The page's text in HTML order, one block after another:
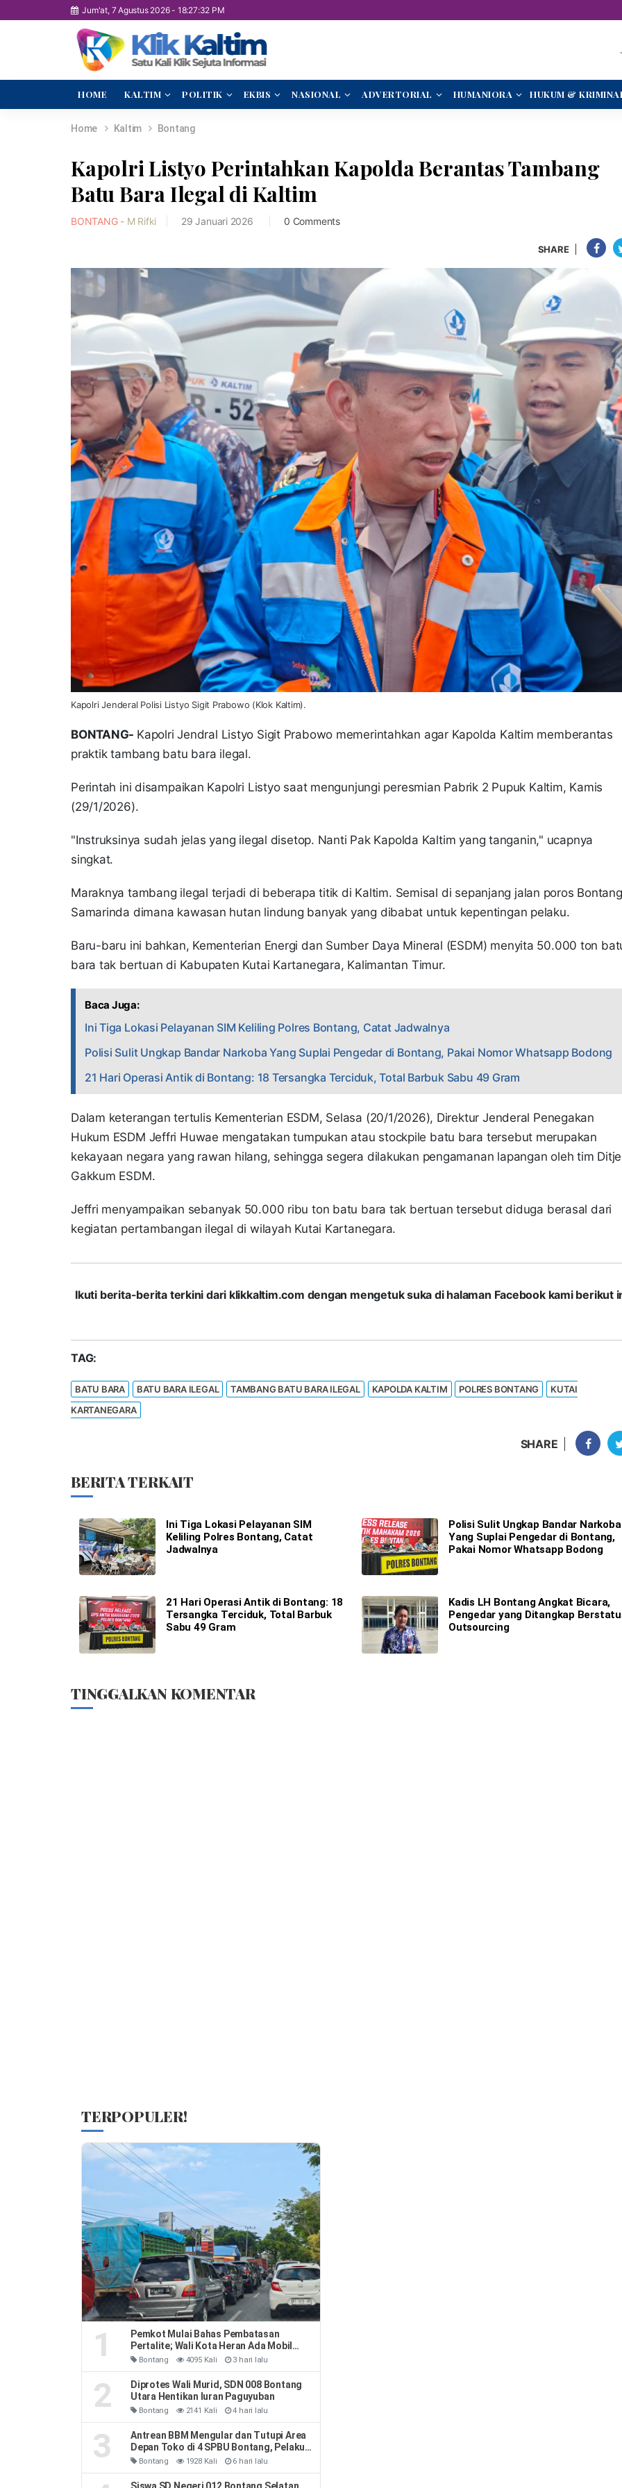
Jum'at, 7 Agustus 2026- 18:27:33 PM
HOME KALTIM POLITIK EKBIS NASIONAL ADVERTORIAL HUMANIORA HUKUM &
Home Kaltim Bontang
Kapolri Listyo Perintahkan Kapolda Berantas Tambang
Batu Bara Ilegal di Kaltim
BONTANG - M Rifki 29 Januari 2026 0 Comments
SHARE
Kapolri Jenderal Polisi Listyo Sigit Prabowo (Klok Kaltim).
BONTANG- Kapolri Jendral Listyo Sigit Prabowo memerintahkan agar Kapolda Kaltim memberantas
praktik tambang batu bara ilegal.
Perintah ini disampaikan Kapolri Listyo saat mengunjungi peresmian Pabrik 2 Pupuk Kaltim, Kamis
(29/1/2026).
"Instruksinya sudah jelas yang ilegal disetop. Nanti Pak Kapolda Kaltim yang tanganin," ucapnya
singkat.
Maraknya tambang ilegal terjadi di beberapa titik di Kaltim. Semisal di sepanjang jalan poros
Samarinda dimana kawasan hutan lindung banyak yang dibabat untuk kepentingan pelaku.
Baru-baru ini bahkan, Kementerian Energi dan Sumber Daya Mineral (ESDM) menyita 50.000 ton
bara tak bertuan di Kabupaten Kutai Kartanegara, Kalimantan Timur.
Baca Juga:
Ini Tiga Lokasi Pelayanan SIM Keliling Polres Bontang, Catat Jadwalnya
Polisi Sulit Ungkap Bandar Narkoba Yang Suplai Pengedar di Bontang, Pakai Nomor Whatsapp Bodong
21 Hari Operasi Antik di Bontang: 18 Tersangka Terciduk, Total Barbuk Sabu 49 Gram
Dalam keterangan tertulis Kementerian ESDM, Selasa (20/1/2026), Direktur Jenderal Penegakan
Hukum ESDM Jeffri Huwae mengatakan tumpukan atau stockpile batu bara tersebut merupakan
kekayaan negara yang rawan hilang, sehingga segera dilakukan pengamanan lapangan oleh tim
Gakkum ESDM.
Jeffri menyampaikan sebanyak 50.000 ribu ton batu bara tak bertuan tersebut diduga berasal dari
kegiatan pertambangan ilegal di wilayah Kutai Kartanegara.
Ikuti berita-berita terkini dari klikkaltim.com dengan mengetuk suka di halaman Facebook kami berikut
TAG:
BATU BARA BATU BARA ILEGAL TAMBANG BATU BARA ILEGAL KAPOLDA KALTIM POLRES BONTANG
KUTAI
KARTANEGARA
SHARE
BERITA TERKAIT
Ini Tiga Lokasi Pelayanan SIM
Keliling Polres Bontang, Catat
Jadwalnya
Polisi Sulit Ungkap Bandar Narkoba
Yang Suplai Pengedar di Bontang,
Pakai Nomor Whatsapp Bodong
21 Hari Operasi Antik di Bontang: 18
Tersangka Terciduk, Total Barbuk
Sabu 49 Gram
Kadis LH Bontang Angkat Bicara,
Pengedar yang Ditangkap
Outsourcing
TINGGALKAN KOMENTAR
TERPOPULER!
1
Pemkot Mulai Bahas Pembatasan
Pertalite; Wali Kota Heran Ada Mobil
Habiskan 40 Liter Sehari
Bontang 4095 Kali 3 hari lalu
2
Diprotes Wali Murid, SDN 008 Bontang
Utara Hentikan Iuran Paguyuban
Bontang 2141 Kali 4 hari lalu
3
Antrean BBM Mengular dan Tutupi Area
Depan Toko di 4 SPBU Bontang, Pelaku
Usaha Rugi
Bontang 1928 Kali 6 hari lalu
Siswa SD Negeri 012 Bontang Selatan